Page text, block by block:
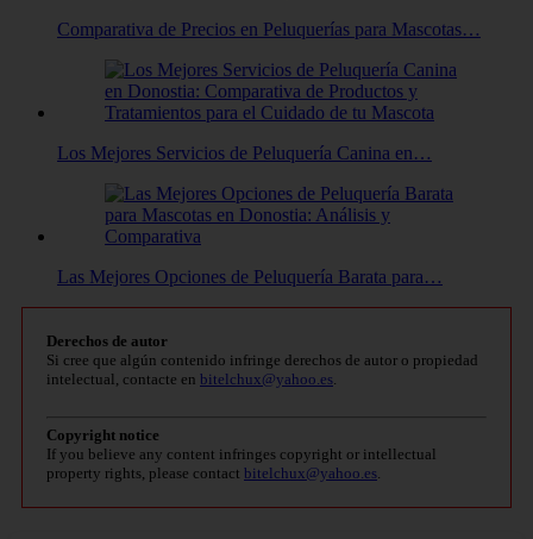
Comparativa de Precios en Peluquerías para Mascotas…
Los Mejores Servicios de Peluquería Canina en…
Las Mejores Opciones de Peluquería Barata para…
Derechos de autor
Si cree que algún contenido infringe derechos de autor o propiedad
intelectual, contacte en bitelchux@yahoo.es.
Copyright notice
If you believe any content infringes copyright or intellectual
property rights, please contact bitelchux@yahoo.es.